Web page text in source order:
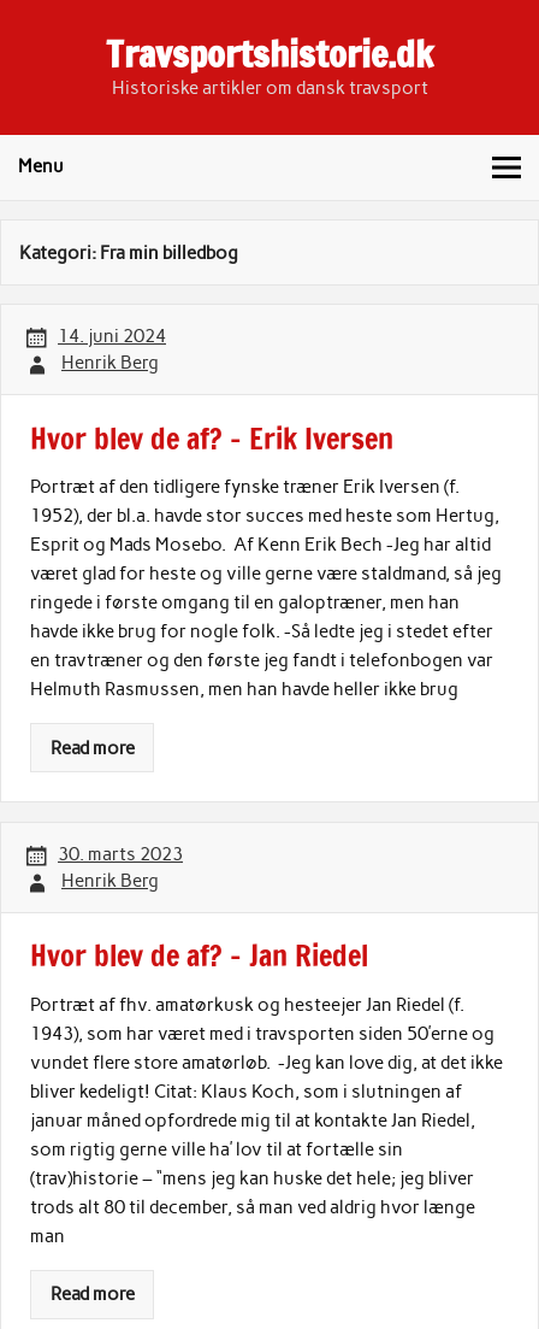
Travsportshistorie.dk
Historiske artikler om dansk travsport
Menu
Kategori: Fra min billedbog
14. juni 2024
Henrik Berg
Hvor blev de af? – Erik Iversen
Portræt af den tidligere fynske træner Erik Iversen (f.
1952), der bl.a. havde stor succes med heste som Hertug,
Esprit og Mads Mosebo. Af Kenn Erik Bech -Jeg har altid
været glad for heste og ville gerne være staldmand, så jeg
ringede i første omgang til en galoptræner, men han
havde ikke brug for nogle folk. -Så ledte jeg i stedet efter
en travtræner og den første jeg fandt i telefonbogen var
Helmuth Rasmussen, men han havde heller ikke brug
Read more
30. marts 2023
Henrik Berg
Hvor blev de af? – Jan Riedel
Portræt af fhv. amatørkusk og hesteejer Jan Riedel (f.
1943), som har været med i travsporten siden 50’erne og
vundet flere store amatørløb. -Jeg kan love dig, at det ikke
bliver kedeligt! Citat: Klaus Koch, som i slutningen af
januar måned opfordrede mig til at kontakte Jan Riedel,
som rigtig gerne ville ha’ lov til at fortælle sin
(trav)historie – “mens jeg kan huske det hele; jeg bliver
trods alt 80 til december, så man ved aldrig hvor længe
man
Read more